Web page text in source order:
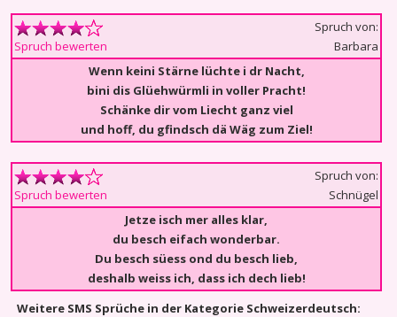
Spruch bewerten
Spruch von:
Barbara
Wenn keini Stärne lüchte i dr Nacht,
bini dis Glüehwürmli in voller Pracht!
Schänke dir vom Liecht ganz viel
und hoff, du gfindsch dä Wäg zum Ziel!
Spruch bewerten
Spruch von:
Schnügel
Jetze isch mer alles klar,
du besch eifach wonderbar.
Du besch süess ond du besch lieb,
deshalb weiss ich, dass ich dech lieb!
Weitere SMS Sprüche in der Kategorie Schweizerdeutsch: